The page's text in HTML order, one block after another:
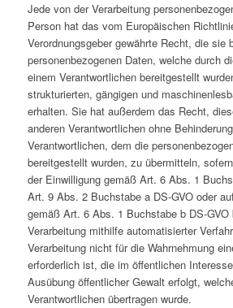
Jede von der Verarbeitung
Person hat das vom Europäischen
Verordnungsgeber gewährte Recht, die sie
personenbezogenen Daten, welche durch
einem Verantwortlichen bereitgestellt
strukturierten, gängigen und
erhalten. Sie hat außerdem das Recht,
anderen Verantwortlichen ohne
Verantwortlichen, dem die
bereitgestellt wurden, zu übermitteln,
der Einwilligung gemäß Art. 6 Abs. 1
Art. 9 Abs. 2 Buchstabe a DS-GVO oder
gemäß Art. 6 Abs. 1 Buchstabe b DS-GVO
Verarbeitung mithilfe automatisierter
Verarbeitung nicht für die Wahrnehmung
erforderlich ist, die im öffentlichen
Ausübung öffentlicher Gewalt erfolgt,
Verantwortlichen übertragen wurde.